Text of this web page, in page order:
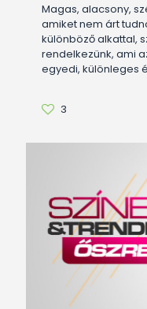
Magas, alacsony,
amiket nem árt
különböző alkattal,
rendelkezünk, ami
egyedi, különleges
3